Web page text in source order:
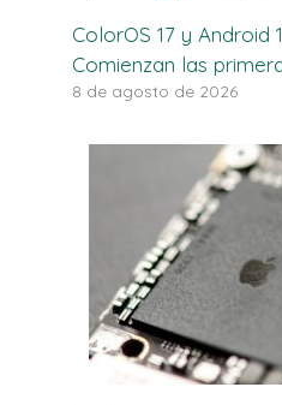
ColorOS 17 y Android
Comienzan las
8 de agosto de 2026